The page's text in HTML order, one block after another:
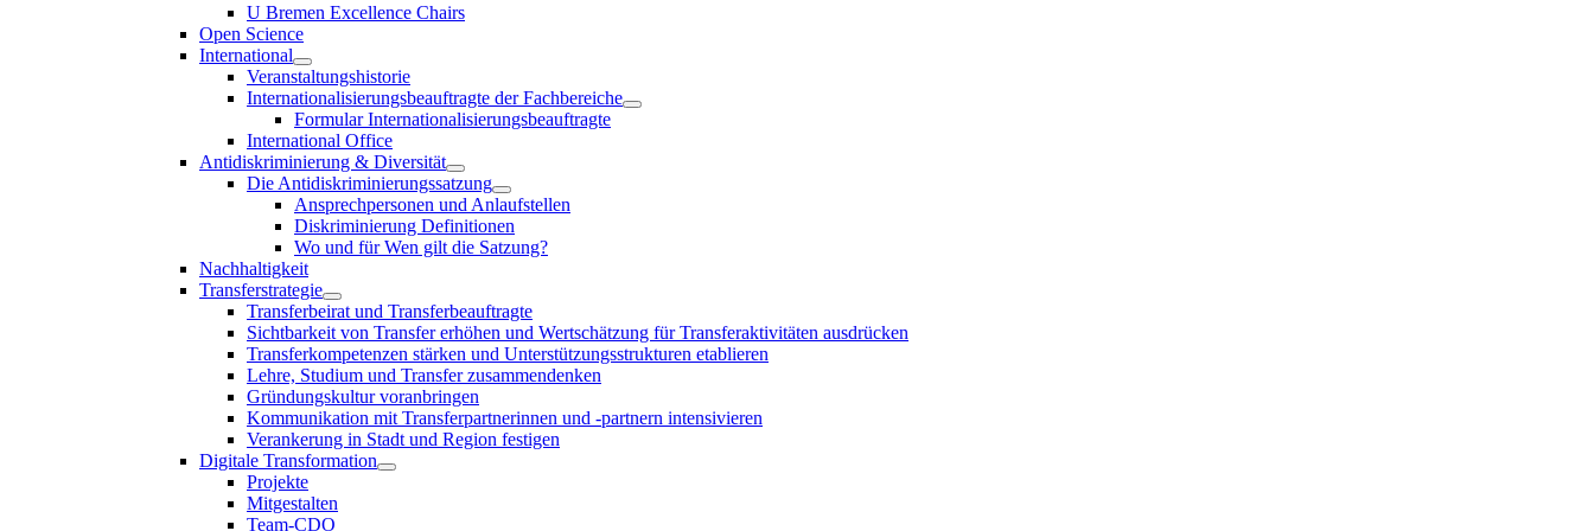
U Bremen Excellence Chairs
Open Science
International
Veranstaltungshistorie
Internationalisierungsbeauftragte der Fachbereiche
Formular Internationalisierungsbeauftragte
International Office
Antidiskriminierung & Diversität
Die Antidiskriminierungssatzung
Ansprechpersonen und Anlaufstellen
Diskriminierung Definitionen
Wo und für Wen gilt die Satzung?
Nachhaltigkeit
Transferstrategie
Transferbeirat und Transferbeauftragte
Sichtbarkeit von Transfer erhöhen und Wertschätzung für Transferaktivitäten ausdrücken
Transferkompetenzen stärken und Unterstützungsstrukturen etablieren
Lehre, Studium und Transfer zusammendenken
Gründungskultur voranbringen
Kommunikation mit Transferpartnerinnen und -partnern intensivieren
Verankerung in Stadt und Region festigen
Digitale Transformation
Projekte
Mitgestalten
Team-CDO